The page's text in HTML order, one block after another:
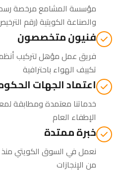
مؤسسة المشامع مرخصة
والصناعة الكويتية(رقم الترخيص: 2017/
فنيون متخصصون
فريق عمل مؤهل لتركيب أنظمة
تكييف الهواء باحترافية
اعتماد الجهات
خدماتنا معتمدة ومطابقة
الإطفاء العام
خبرة ممتدة
من الإنجازات